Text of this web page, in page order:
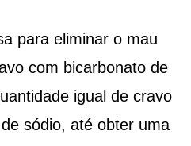
para eliminar o mau
com bicarbonato de
igual de cravo
sódio, até obter uma